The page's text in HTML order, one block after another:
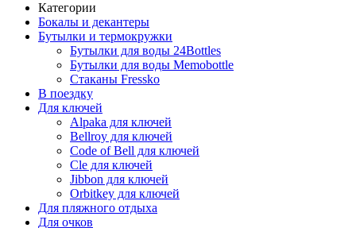
Категории
Бокалы и декантеры
Бутылки и термокружки
Бутылки для воды 24Bottles
Бутылки для воды Memobottle
Стаканы Fressko
В поездку
Для ключей
Alpaka для ключей
Bellroy для ключей
Code of Bell для ключей
Cle для ключей
Jibbon для ключей
Orbitkey для ключей
Для пляжного отдыха
Для очков